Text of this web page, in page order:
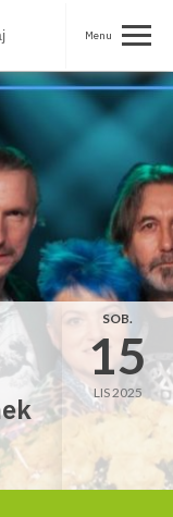
SOB.
15
LIS 2025